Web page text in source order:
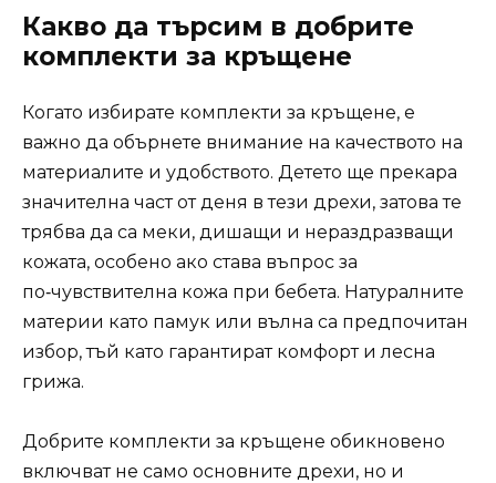
Какво да търсим в добрите
комплекти за кръщене
Когато избирате комплекти за кръщене, е
важно да обърнете внимание на качеството на
материалите и удобството. Детето ще прекара
значителна част от деня в тези дрехи, затова те
трябва да са меки, дишащи и нераздразващи
кожата, особено ако става въпрос за
по‑чувствителна кожа при бебета. Натуралните
материи като памук или вълна са предпочитан
избор, тъй като гарантират комфорт и лесна
грижа.
Добрите комплекти за кръщене обикновено
включват не само основните дрехи, но и